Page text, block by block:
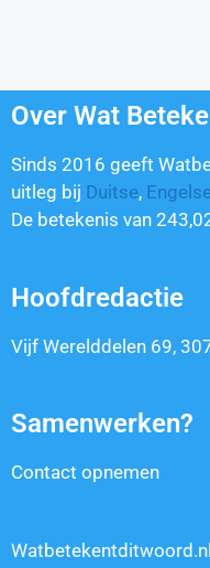
Over Wat
Sinds 2016 geeft
uitleg bij Duitse, Engelse
De betekenis van
Hoofdredactie
Vijf Werelddelen 69,
Samenwerken?
Contact opnemen
Watbetekentditwoord.nl